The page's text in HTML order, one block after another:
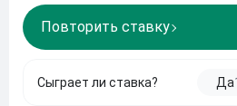
Повторить ставку
Сыграет ли ставка? Да